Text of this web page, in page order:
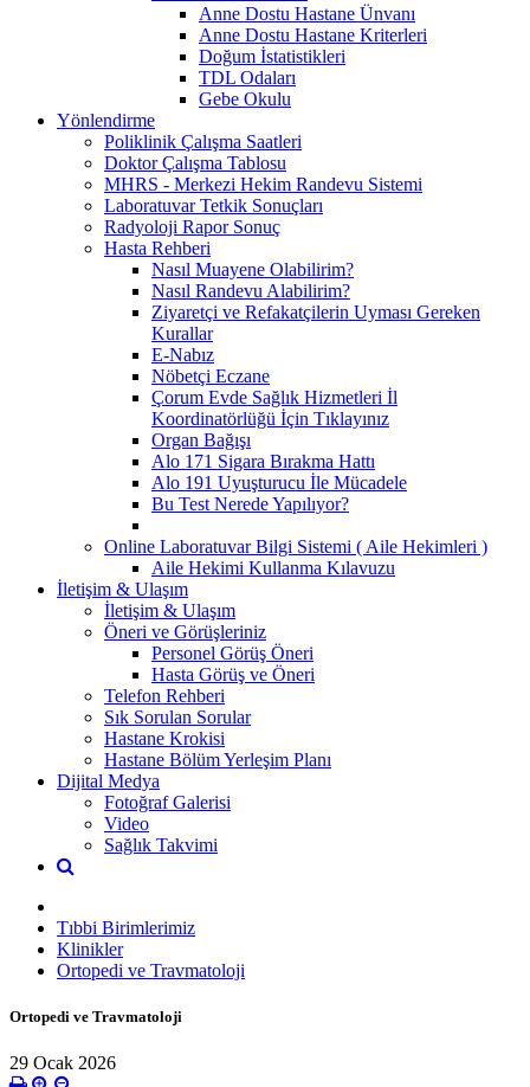
Anne Dostu Hastane Ünvanı
Anne Dostu Hastane Kriterleri
Doğum İstatistikleri
TDL Odaları
Gebe Okulu
Yönlendirme
Poliklinik Çalışma Saatleri
Doktor Çalışma Tablosu
MHRS - Merkezi Hekim Randevu Sistemi
Laboratuvar Tetkik Sonuçları
Radyoloji Rapor Sonuç
Hasta Rehberi
Nasıl Muayene Olabilirim?
Nasıl Randevu Alabilirim?
Ziyaretçi ve Refakatçilerin Uyması Gereken
Kurallar
E-Nabız
Nöbetçi Eczane
Çorum Evde Sağlık Hizmetleri İl
Koordinatörlüğü İçin Tıklayınız
Organ Bağışı
Alo 171 Sigara Bırakma Hattı
Alo 191 Uyuşturucu İle Mücadele
Bu Test Nerede Yapılıyor?
Online Laboratuvar Bilgi Sistemi ( Aile Hekimleri )
Aile Hekimi Kullanma Kılavuzu
İletişim & Ulaşım
İletişim & Ulaşım
Öneri ve Görüşleriniz
Personel Görüş Öneri
Hasta Görüş ve Öneri
Telefon Rehberi
Sık Sorulan Sorular
Hastane Krokisi
Hastane Bölüm Yerleşim Planı
Dijital Medya
Fotoğraf Galerisi
Video
Sağlık Takvimi
Tıbbi Birimlerimiz
Klinikler
Ortopedi ve Travmatoloji
Ortopedi ve Travmatoloji
29 Ocak 2026